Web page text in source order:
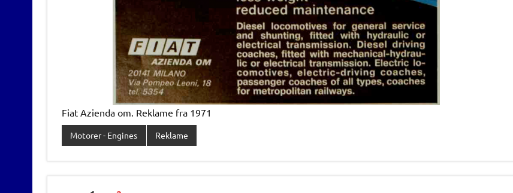
Fiat Azienda om. Reklame fra 1971
Motorer - Engines Reklame